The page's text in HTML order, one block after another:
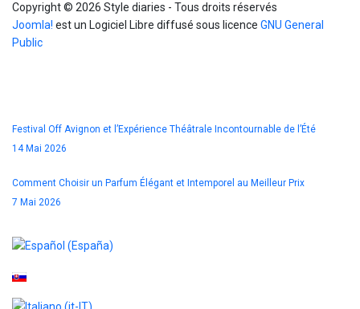
Copyright © 2026 Style diaries - Tous droits réservés
Joomla! est un Logiciel Libre diffusé sous licence GNU General
Public
Festival Off Avignon et l’Expérience Théâtrale Incontournable de l’Été
14 Mai 2026
Comment Choisir un Parfum Élégant et Intemporel au Meilleur Prix
7 Mai 2026
Sélectionnez votre langue